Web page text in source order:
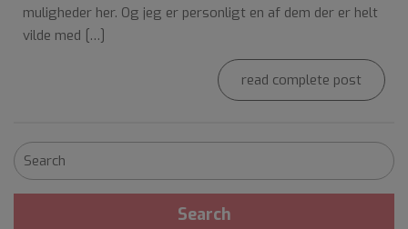
muligheder her. Og jeg er personligt en af dem der er helt
vilde med […]
read complete post